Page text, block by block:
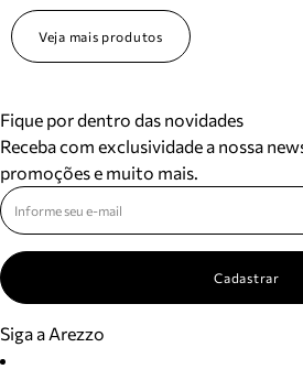
Veja mais produtos
Fique por dentro das novidades
Receba com exclusividade a nossa
promoções e muito mais.
Cadastrar
Siga a Arezzo